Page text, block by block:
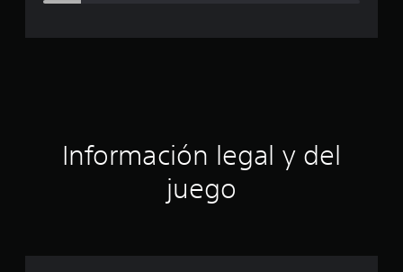
a
ó
Información legal y del
juego